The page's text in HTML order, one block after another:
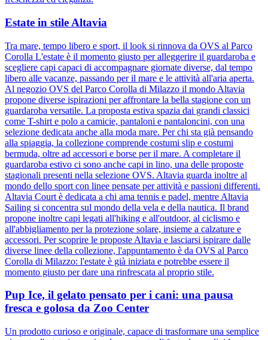
Estate in stile Altavia
Tra mare, tempo libero e sport, il look si rinnova da OVS al Parco
Corolla L'estate è il momento giusto per alleggerire il guardaroba e
scegliere capi capaci di accompagnare giornate diverse, dal tempo
libero alle vacanze, passando per il mare e le attività all'aria aperta.
Al negozio OVS del Parco Corolla di Milazzo il mondo Altavia
propone diverse ispirazioni per affrontare la bella stagione con un
guardaroba versatile. La proposta estiva spazia dai grandi classici
come T-shirt e polo a camicie, pantaloni e pantaloncini, con una
selezione dedicata anche alla moda mare. Per chi sta già pensando
alla spiaggia, la collezione comprende costumi slip e costumi
bermuda, oltre ad accessori e borse per il mare. A completare il
guardaroba estivo ci sono anche capi in lino, una delle proposte
stagionali presenti nella selezione OVS. Altavia guarda inoltre al
mondo dello sport con linee pensate per attività e passioni differenti.
Altavia Court è dedicata a chi ama tennis e padel, mentre Altavia
Sailing si concentra sul mondo della vela e della nautica. Il brand
propone inoltre capi legati all'hiking e all'outdoor, al ciclismo e
all'abbigliamento per la protezione solare, insieme a calzature e
accessori. Per scoprire le proposte Altavia e lasciarsi ispirare dalle
diverse linee della collezione, l'appuntamento è da OVS al Parco
Corolla di Milazzo: l'estate è già iniziata e potrebbe essere il
momento giusto per dare una rinfrescata al proprio stile.
Pup Ice, il gelato pensato per i cani: una pausa
fresca e golosa da Zoo Center
Un prodotto curioso e originale, capace di trasformare una semplice